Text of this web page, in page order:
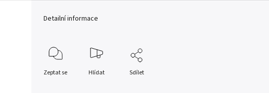
Detailní informace
Zeptat se Hlídat Sdílet